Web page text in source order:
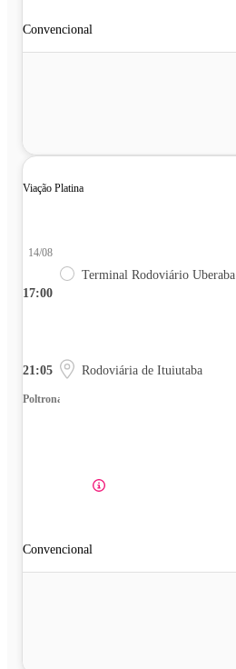
Convencional
Viação Platina
17:00
14/08
Terminal Rodoviário Uberaba
21:05 Rodoviária de Ituiutaba
Poltrona
Convencional